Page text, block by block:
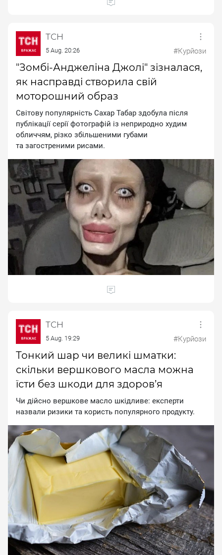
ТСН
5 Aug. 20:26 #Курйози
"Зомбі-Анджеліна Джолі" зізналася,
як насправді створила свій
моторошний образ
Світову популярність Сахар Табар здобула після
публікації серії фотографій із неприродно худим
обличчям, різко збільшеними губами
та загостреними рисами.
ТСН
5 Aug. 19:29 #Курйози
Тонкий шар чи великі шматки:
скільки вершкового масла можна
їсти без шкоди для здоров’я
Чи дійсно вершкове масло шкідливе: експерти
назвали ризики та користь популярного продукту.